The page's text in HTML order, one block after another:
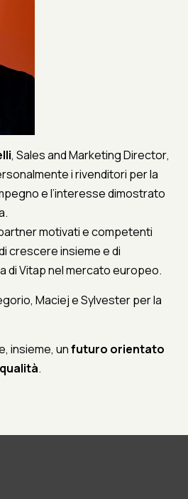
, Sales and Marketing Director,
i rivenditori per la
e l’interesse dimostrato
motivati e competenti
crescere insieme e di
di Vitap nel mercato europeo.
Maciej e Sylvester per la
insieme, unfuturo orientato
.